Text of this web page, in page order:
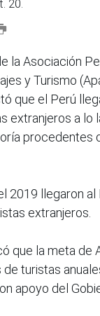
20.
la Asociación
y Turismo
que el Perú
extranjeros a lo
procedentes
2019 llegaron al
extranjeros.
que la meta de
de turistas
apoyo del